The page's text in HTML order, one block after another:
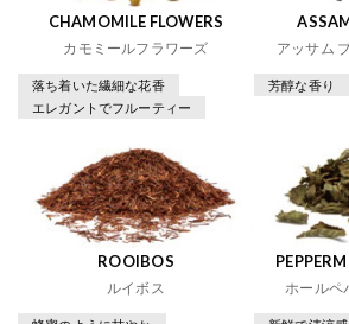
CHAMOMILE FLOWERS
カモミールフラワーズ
落ち着いた繊細な花香
エレガントでフルーティー
アッサム
芳醇な香り
ROOIBOS
ルイボス ホールペ